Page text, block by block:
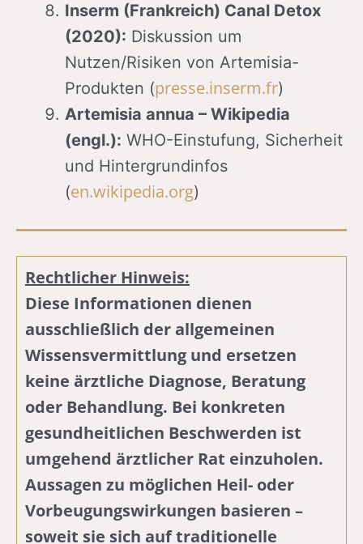
Inserm (Frankreich) Canal Detox
(2020): Diskussion um
Nutzen/Risiken von Artemisia-
Produkten (presse.inserm.fr)
Artemisia annua – Wikipedia
(engl.): WHO-Einstufung, Sicherheit
und Hintergrundinfos
(en.wikipedia.org)
Rechtlicher Hinweis:
Diese Informationen dienen
ausschließlich der allgemeinen
Wissensvermittlung und ersetzen
keine ärztliche Diagnose, Beratung
oder Behandlung. Bei konkreten
gesundheitlichen Beschwerden ist
umgehend ärztlicher Rat einzuholen.
Aussagen zu möglichen Heil- oder
Vorbeugungswirkungen basieren –
soweit sie sich auf traditionelle